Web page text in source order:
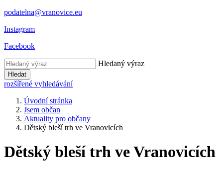
podatelna@vranovice.eu
Instagram
Facebook
Hledaný výraz
Hledat
rozšířené vyhledávání
Úvodní stránka
Jsem občan
Aktuality pro občany
Dětský bleší trh ve Vranovicích
Dětský bleší trh ve Vranovicích